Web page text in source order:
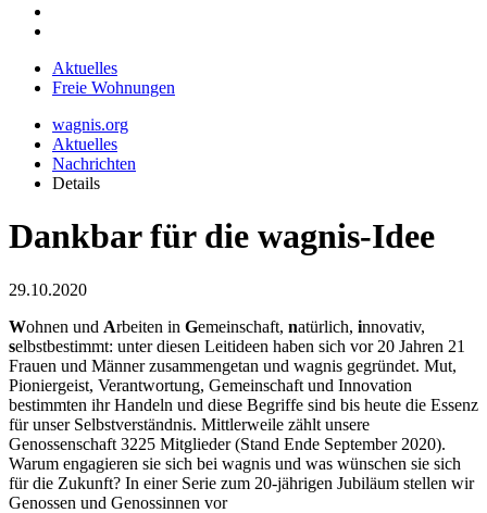
Aktuelles
Freie Wohnungen
wagnis.org
Aktuelles
Nachrichten
Details
Dankbar für die wagnis-Idee
29.10.2020
Wohnen und Arbeiten in Gemeinschaft, natürlich, innovativ,
selbstbestimmt: unter diesen Leitideen haben sich vor 20 Jahren 21
Frauen und Männer zusammengetan und wagnis gegründet. Mut,
Pioniergeist, Verantwortung, Gemeinschaft und Innovation
bestimmten ihr Handeln und diese Begriffe sind bis heute die Essenz
für unser Selbstverständnis. Mittlerweile zählt unsere
Genossenschaft 3225 Mitglieder (Stand Ende September 2020).
Warum engagieren sie sich bei wagnis und was wünschen sie sich
für die Zukunft? In einer Serie zum 20-jährigen Jubiläum stellen wir
Genossen und Genossinnen vor